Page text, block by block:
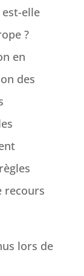
est-elle
?
en
des
recours
lors de